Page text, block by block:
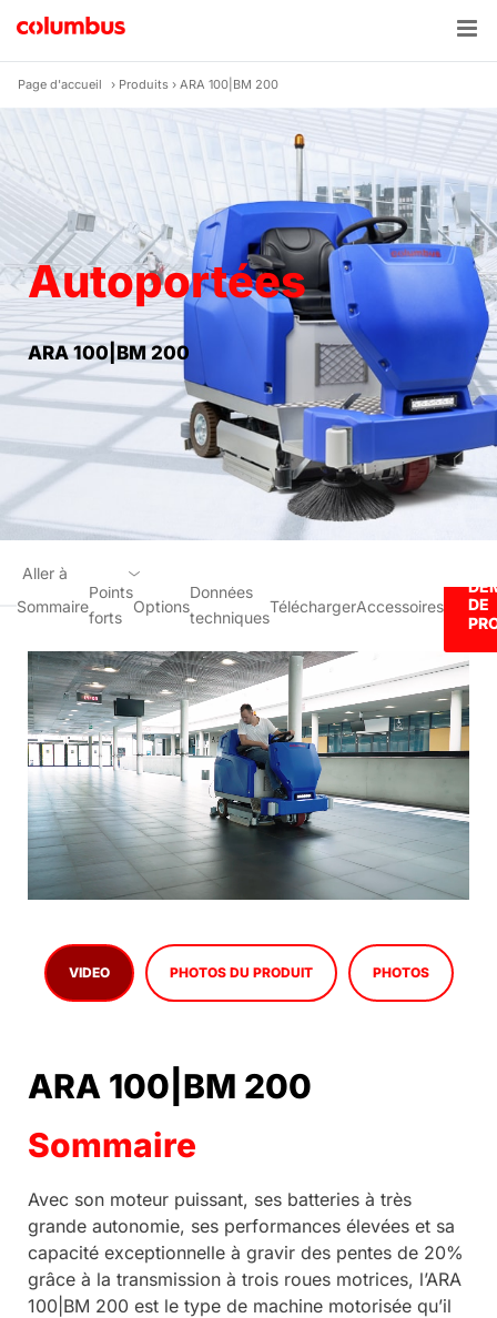
content
Page d'accueil › Produits › ARA 100|BM 200
Autoportées
ARA 100|BM 200
Sommaire
Points
forts
Options
Données
techniques
TéléchargerAccessoires
DE
Aller à
Sommaire
Points forts
Options
Données techniques
Télécharger
Accessoires
VIDEO PHOTOS DU PRODUIT PHOTOS
ARA 100|BM 200
Sommaire
Avec son moteur puissant, ses batteries à très
grande autonomie, ses performances élevées et sa
capacité exceptionnelle à gravir des pentes de 20%
grâce à la transmission à trois roues motrices, l’ARA
100|BM 200 est le type de machine motorisée qu’il